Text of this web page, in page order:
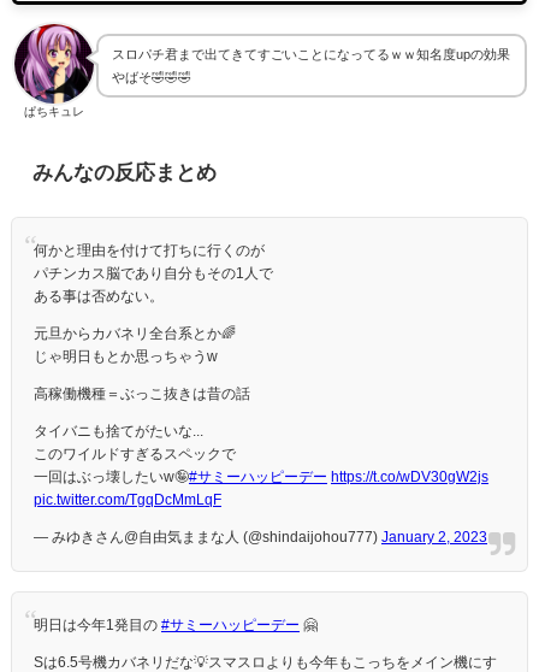
ぱちキュレ
スロパチ君まで出てきてすごいことになってるｗｗ知名度upの効果
やばそ🤣🤣🤣
みんなの反応まとめ
何かと理由を付けて打ちに行くのが
パチンカス脳であり自分もその1人で
ある事は否めない。
元旦からカバネリ全台系とか🌈
じゃ明日もとか思っちゃうw
高稼働機種＝ぶっこ抜きは昔の話
タイバニも捨てがたいな...
このワイルドすぎるスペックで
一回はぶっ壊したいw🤪#サミーハッピーデー https://t.co/wDV30gW2js
pic.twitter.com/TgqDcMmLqF
— みゆきさん@自由気ままな人 (@shindaijohou777) January 2, 2023
明日は今年1発目の #サミーハッピーデー 🤗
Sは6.5号機カバネリだな💡スマスロよりも今年もこっちをメイン機にす